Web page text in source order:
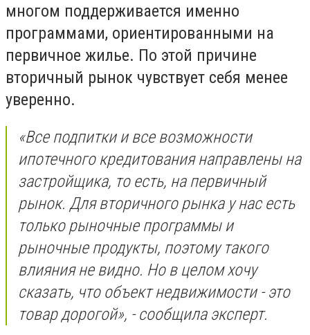
многом поддерживается именно
программами, ориентированными на
первичное жилье. По этой причине
вторичный рынок чувствует себя менее
уверенно.
«Все подпитки и все возможности
ипотечного кредитования направлены на
застройщика, то есть, на первичный
рынок. Для вторичного рынка у нас есть
только рыночные программы и
рыночные продукты, поэтому такого
влияния не видно. Но в целом хочу
сказать, что объект недвижимости - это
товар дорогой», - сообщила эксперт.